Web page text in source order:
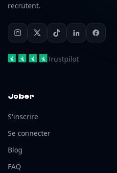
recrutent.
Trustpilot
Jober
S'inscrire
Se connecter
Blog
FAQ